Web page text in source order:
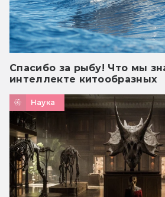
Спасибо за рыбу! Что мы
интеллекте китообразных
Наука